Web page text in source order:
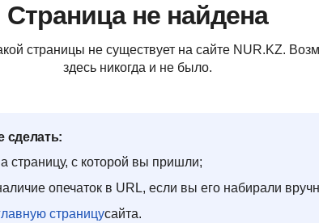
Страница не найдена
страницы не существует на сайте NUR.KZ.
здесь никогда и не было.
сделать:
страницу, с которой вы пришли;
опечаток в URL, если вы его набирали
страницусайта.